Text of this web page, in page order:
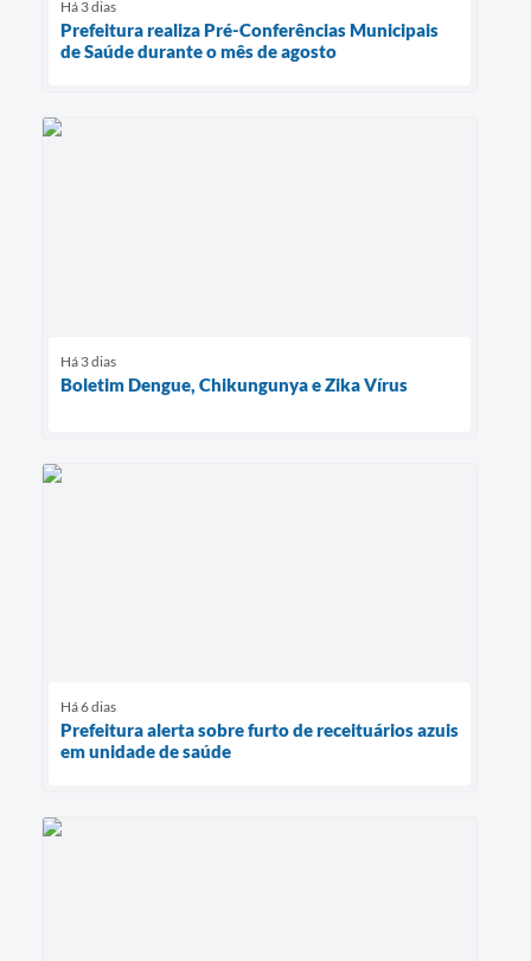
Há 3 dias
Prefeitura realiza Pré-Conferências Municipais
de Saúde durante o mês de agosto
Há 3 dias
Boletim Dengue, Chikungunya e Zika Vírus
Há 6 dias
Prefeitura alerta sobre furto de receituários azuis
em unidade de saúde